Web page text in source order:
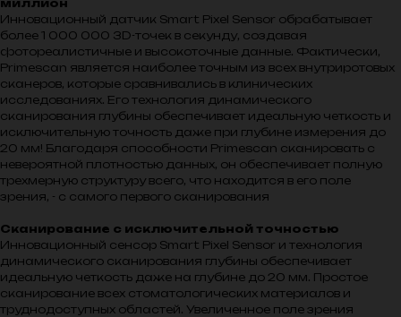
миллион
Инновационный датчик Smart Pixel Sensor обрабатывает
более 1 000 000 3D-точек в секунду, создавая
фотореалистичные и высокоточные данные. Фактически,
Primescan является наиболее точным из всех внутриротовых
сканеров, которые сравнивались в клинических
исследованиях. Его технология динамического
сканирования глубины обеспечивает идеальную четкость и
исключительную точность даже при глубине измерения до
20 мм! Благодаря способности Primescan сканировать с
невероятной плотностью данных, он обеспечивает полную
трехмерную структуру всего, что находится в его поле
зрения, - с самого первого сканирования
Сканирование с исключительной точностью
Инновационный сенсор Smart Pixel Sensor и технология
динамического сканирования глубины обеспечивает
идеальную четкость даже на глубине до 20 мм. Простое
сканирование всех стоматологических материалов и
труднодоступных областей. Увеличенное поле зрения